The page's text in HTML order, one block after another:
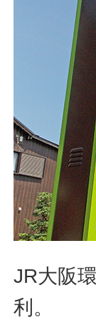
JR大阪
利。